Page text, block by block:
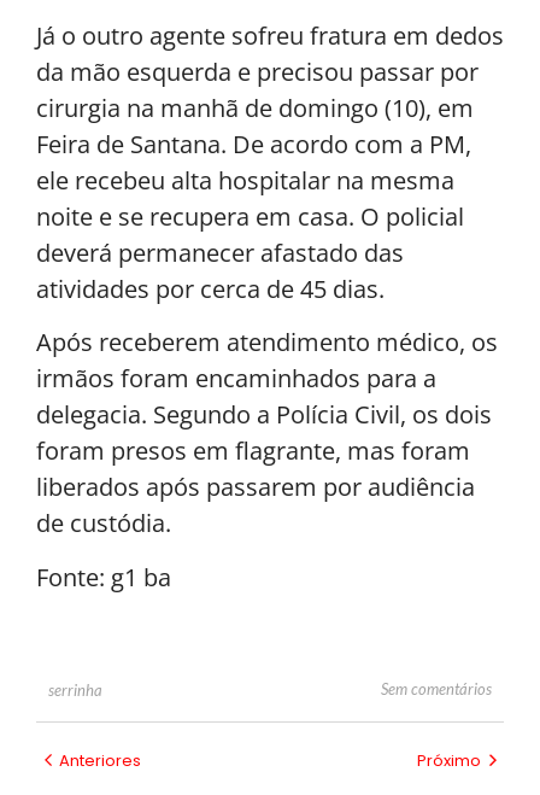
Já o outro agente sofreu fratura em dedos
da mão esquerda e precisou passar por
cirurgia na manhã de domingo (10), em
Feira de Santana. De acordo com a PM,
ele recebeu alta hospitalar na mesma
noite e se recupera em casa. O policial
deverá permanecer afastado das
atividades por cerca de 45 dias.
Após receberem atendimento médico, os
irmãos foram encaminhados para a
delegacia. Segundo a Polícia Civil, os dois
foram presos em flagrante, mas foram
liberados após passarem por audiência
de custódia.
Fonte: g1 ba
serrinha Sem comentários
Anteriores Próximo